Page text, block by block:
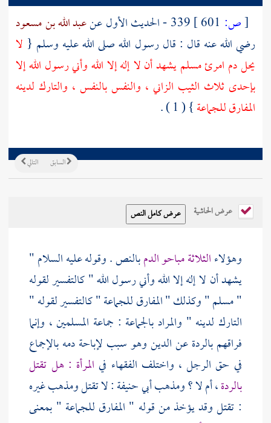
[ص: 339 - الحديث الأول عن
عبد الله بن مسعود
رضي الله عنه قال : قال رسول الله صلى الله عليه وسلم { لا
يحل دم امرئ مسلم يشهد أن لا إله إلا الله وأني رسول الله إلا
بإحدى ثلاث الثيب الزاني ، والنفس بالنفس ، والتارك لدينه
المفارق للجماعة} ( 1 ) .
التالي السابق
عرض الحاشية
وهؤلاءالثلاثة مباحو الدمبالنص . وقوله عليه السلام "
يشهد أن لا إله إلا الله وأني رسول الله " كالتفسير لقوله
" مسلم " وكذلك " المفارق للجماعة " كالتفسير لقوله "
التارك لدينه " والمراد بالجماعة : جماعة المسلمين ، وإنما
فراقهم بالردة عن الدين وهو سبب لإباحة دمه بالإجماع
في حق الرجل ، واختلف الفقهاء في المرأة : هل تقتل
بالردة، أم لا ؟ ومذهبأبي حنيفة: لا تقتل ومذهب غيره
: تقتل وقد يؤخذ من قوله " المفارق للجماعة " بمعنى